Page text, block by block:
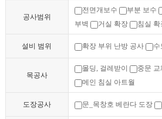
공사범위
전면개보수 부분 보수
부벽
거실 확장 침실 확
설비 범위 확장 부위 난방 공사 수
목공사
몰딩, 걸레받이 중문 교
메인 침실 아트월
도장공사 문_목창호 베란다 도장